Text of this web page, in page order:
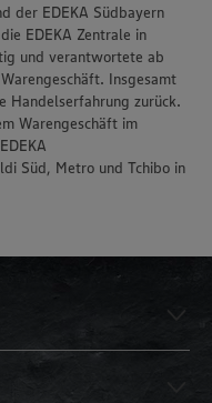
der EDEKA Südbayern
EDEKA Zentrale in
und verantwortete ab
Insgesamt
Handelserfahrung zurück.
Warengeschäft im
Süd, Metro und Tchibo in